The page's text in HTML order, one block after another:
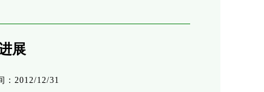
展
：2012/12/31